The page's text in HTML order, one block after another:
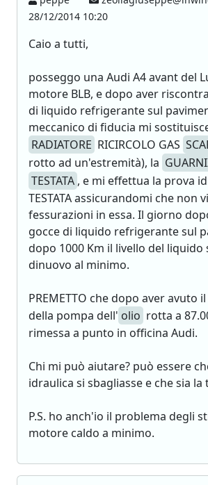
28/12/2014 10:20
Caio a tutti,
posseggo una Audi A4 avant del
motore BLB, e dopo aver
di liquido refrigerante sul
meccanico di fiducia mi
RADIATORE RICIRCOLO GAS
rotto ad un'estremità), la
TESTATA , e mi effettua la prova
TESTATA assicurandomi che non
fessurazioni in essa. Il giorno
gocce di liquido refrigerante sul
dopo 1000 Km il livello del liquido
dinuovo al minimo.
PREMETTO che dopo aver avuto
della pompa dell' olio rotta a
rimessa a punto in officina Audi.
Chi mi può aiutare? può essere
idraulica si sbagliasse e che sia
P.S. ho anch'io il problema degli
motore caldo a minimo.